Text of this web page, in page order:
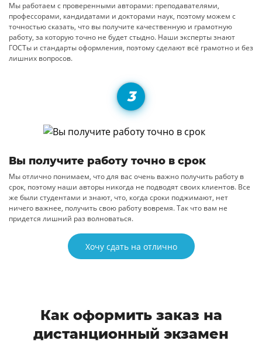
Мы работаем с проверенными авторами: преподавателями,
профессорами, кандидатами и докторами наук, поэтому можем с
точностью сказать, что вы получите качественную и грамотную
работу, за которую точно не будет стыдно. Наши эксперты знают
ГОСТы и стандарты оформления, поэтому сделают всё грамотно и без
лишних вопросов.
Вы получите работу точно в срок
Мы отлично понимаем, что для вас очень важно получить работу в
срок, поэтому наши авторы никогда не подводят своих клиентов. Все
же были студентами и знают, что, когда сроки поджимают, нет
ничего важнее, получить свою работу вовремя. Так что вам не
придется лишний раз волноваться.
Хочу сдать на отлично
Как оформить заказ на
дистанционный экзамен